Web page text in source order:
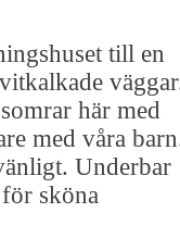
till en
här med
med våra
Underbar
sköna